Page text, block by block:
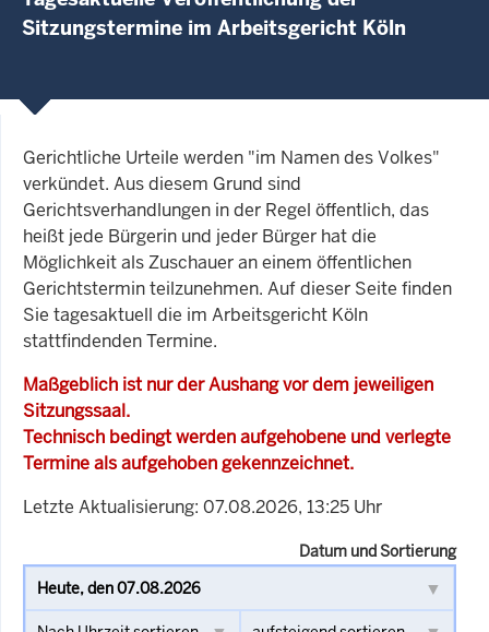
Sitzungstermine im Arbeitsgericht Köln
Gerichtliche Urteile werden "im Namen des Volkes"
verkündet. Aus diesem Grund sind
Gerichtsverhandlungen in der Regel öffentlich, das
heißt jede Bürgerin und jeder Bürger hat die
Möglichkeit als Zuschauer an einem öffentlichen
Gerichtstermin teilzunehmen. Auf dieser Seite finden
Sie tagesaktuell die im Arbeitsgericht Köln
stattfindenden Termine.
Maßgeblich ist nur der Aushang vor dem jeweiligen
Sitzungssaal.
Technisch bedingt werden aufgehobene und verlegte
Termine als aufgehoben gekennzeichnet.
Letzte Aktualisierung: 07.08.2026, 13:25 Uhr
Datum und Sortierung